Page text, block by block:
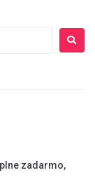
zadarmo,